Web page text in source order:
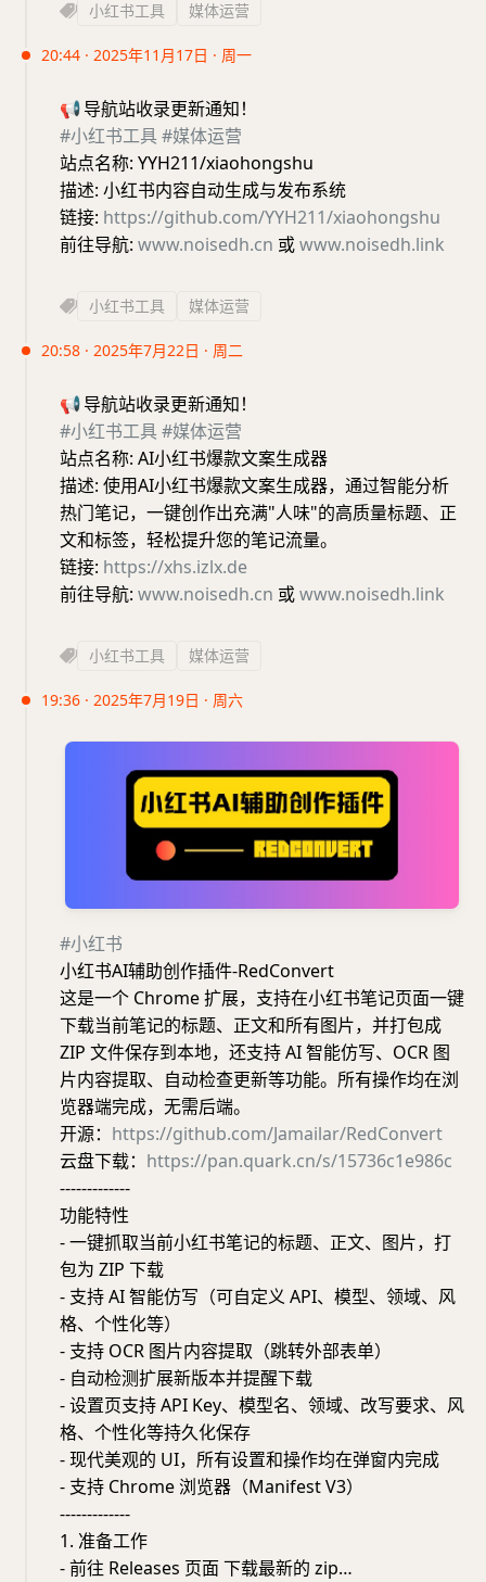
小红书工具 媒体运营
20:44 · 2025年11月17日 · 周一
📢导航站收录更新通知！
#小红书工具#媒体运营
站点名称: YYH211/xiaohongshu
描述: 小红书内容自动生成与发布系统
链接: https://github.com/YYH211/xiaohongshu
前往导航: www.noisedh.cn 或www.noisedh.link
小红书工具 媒体运营
20:58 · 2025年7月22日 · 周二
📢导航站收录更新通知！
#小红书工具#媒体运营
站点名称: AI小红书爆款文案生成器
描述: 使用AI小红书爆款文案生成器，通过智能分析
热门笔记，一键创作出充满"人味"的高质量标题、正
文和标签，轻松提升您的笔记流量。
链接: https://xhs.izlx.de
前往导航: www.noisedh.cn 或www.noisedh.link
小红书工具 媒体运营
19:36 · 2025年7月19日 · 周六
#小红书
小红书AI辅助创作插件-RedConvert
这是一个 Chrome 扩展，支持在小红书笔记页面一键
下载当前笔记的标题、正文和所有图片，并打包成
ZIP 文件保存到本地，还支持 AI 智能仿写、OCR 图
片内容提取、自动检查更新等功能。所有操作均在浏
览器端完成，无需后端。
开源： https://github.com/Jamailar/RedConvert
云盘下载： https://pan.quark.cn/s/15736c1e986c
-------------
功能特性
- 一键抓取当前小红书笔记的标题、正文、图片，打
包为 ZIP 下载
- 支持 AI 智能仿写（可自定义 API、模型、领域、风
格、个性化等）
- 支持 OCR 图片内容提取（跳转外部表单）
- 自动检测扩展新版本并提醒下载
- 设置页支持 API Key、模型名、领域、改写要求、风
格、个性化等持久化保存
- 现代美观的 UI，所有设置和操作均在弹窗内完成
- 支持 Chrome 浏览器（Manifest V3）
-------------
1. 准备工作
- 前往 Releases 页面 下载最新的 zip…